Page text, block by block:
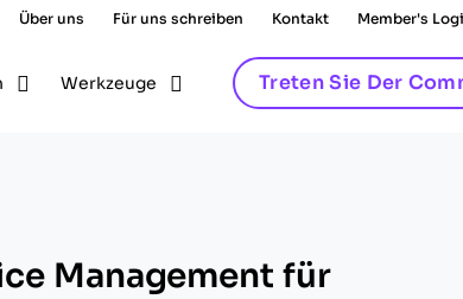
Über uns Für uns schreiben Kontakt Member's
Werkzeuge Treten Sie Der
Management für